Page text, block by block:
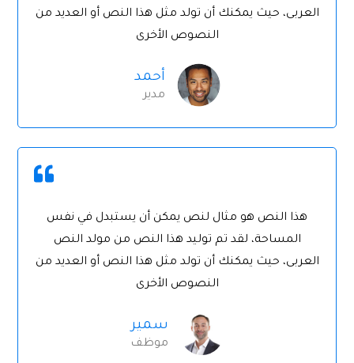
العربى، حيث يمكنك أن تولد مثل هذا النص أو العديد من
النصوص الأخرى
أحمد
مدير
هذا النص هو مثال لنص يمكن أن يستبدل في نفس
المساحة، لقد تم توليد هذا النص من مولد النص
العربى، حيث يمكنك أن تولد مثل هذا النص أو العديد من
النصوص الأخرى
سمير
موظف